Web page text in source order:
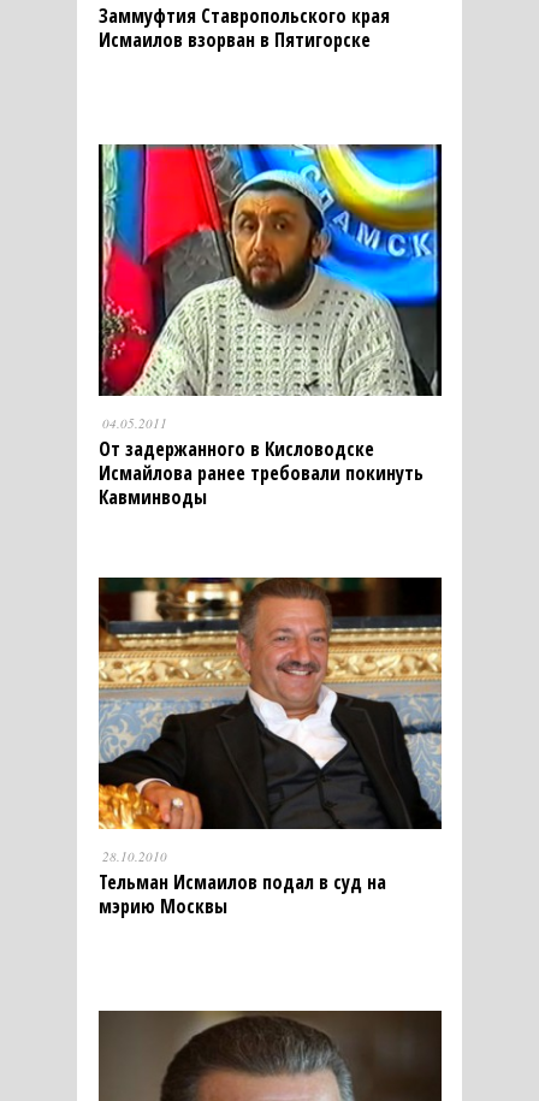
Заммуфтия Ставропольского края
Исмаилов взорван в Пятигорске
04.05.2011
От задержанного в Кисловодске
Исмайлова ранее требовали покинуть
Кавминводы
28.10.2010
Тельман Исмаилов подал в суд на
мэрию Москвы